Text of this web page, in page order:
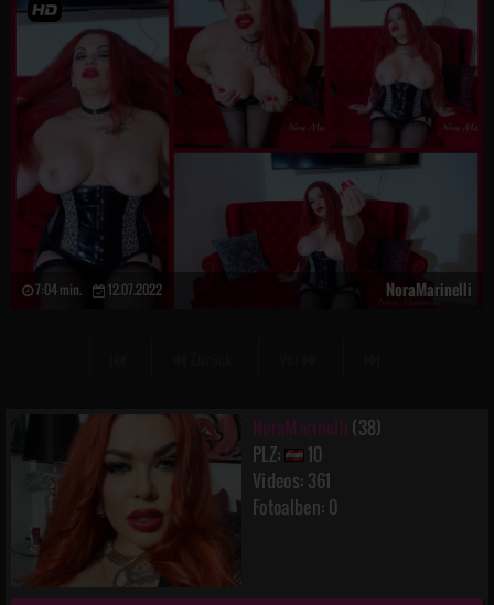
7:04 min. 12.07.2022 NoraMarinelli
NoraMarinelli (38)
PLZ:
10
Videos: 361
Fotoalben: 0